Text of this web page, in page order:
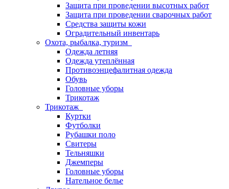
Защита при проведении высотных работ
Защита при проведении сварочных работ
Средства защиты кожи
Оградительный инвентарь
Охота, рыбалка, туризм
Одежда летняя
Одежда утеплённая
Противоэнцефалитная одежда
Обувь
Головные уборы
Трикотаж
Трикотаж
Куртки
Футболки
Рубашки поло
Свитеры
Тельняшки
Джемперы
Головные уборы
Нательное белье